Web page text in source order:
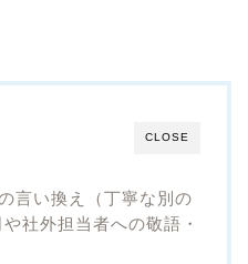
CLOSE
言い換え（丁寧な別の
社外担当者への敬語・